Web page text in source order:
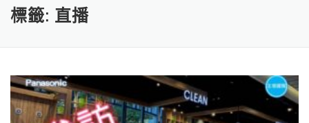
關於我們
連絡我們
標籤: 直播